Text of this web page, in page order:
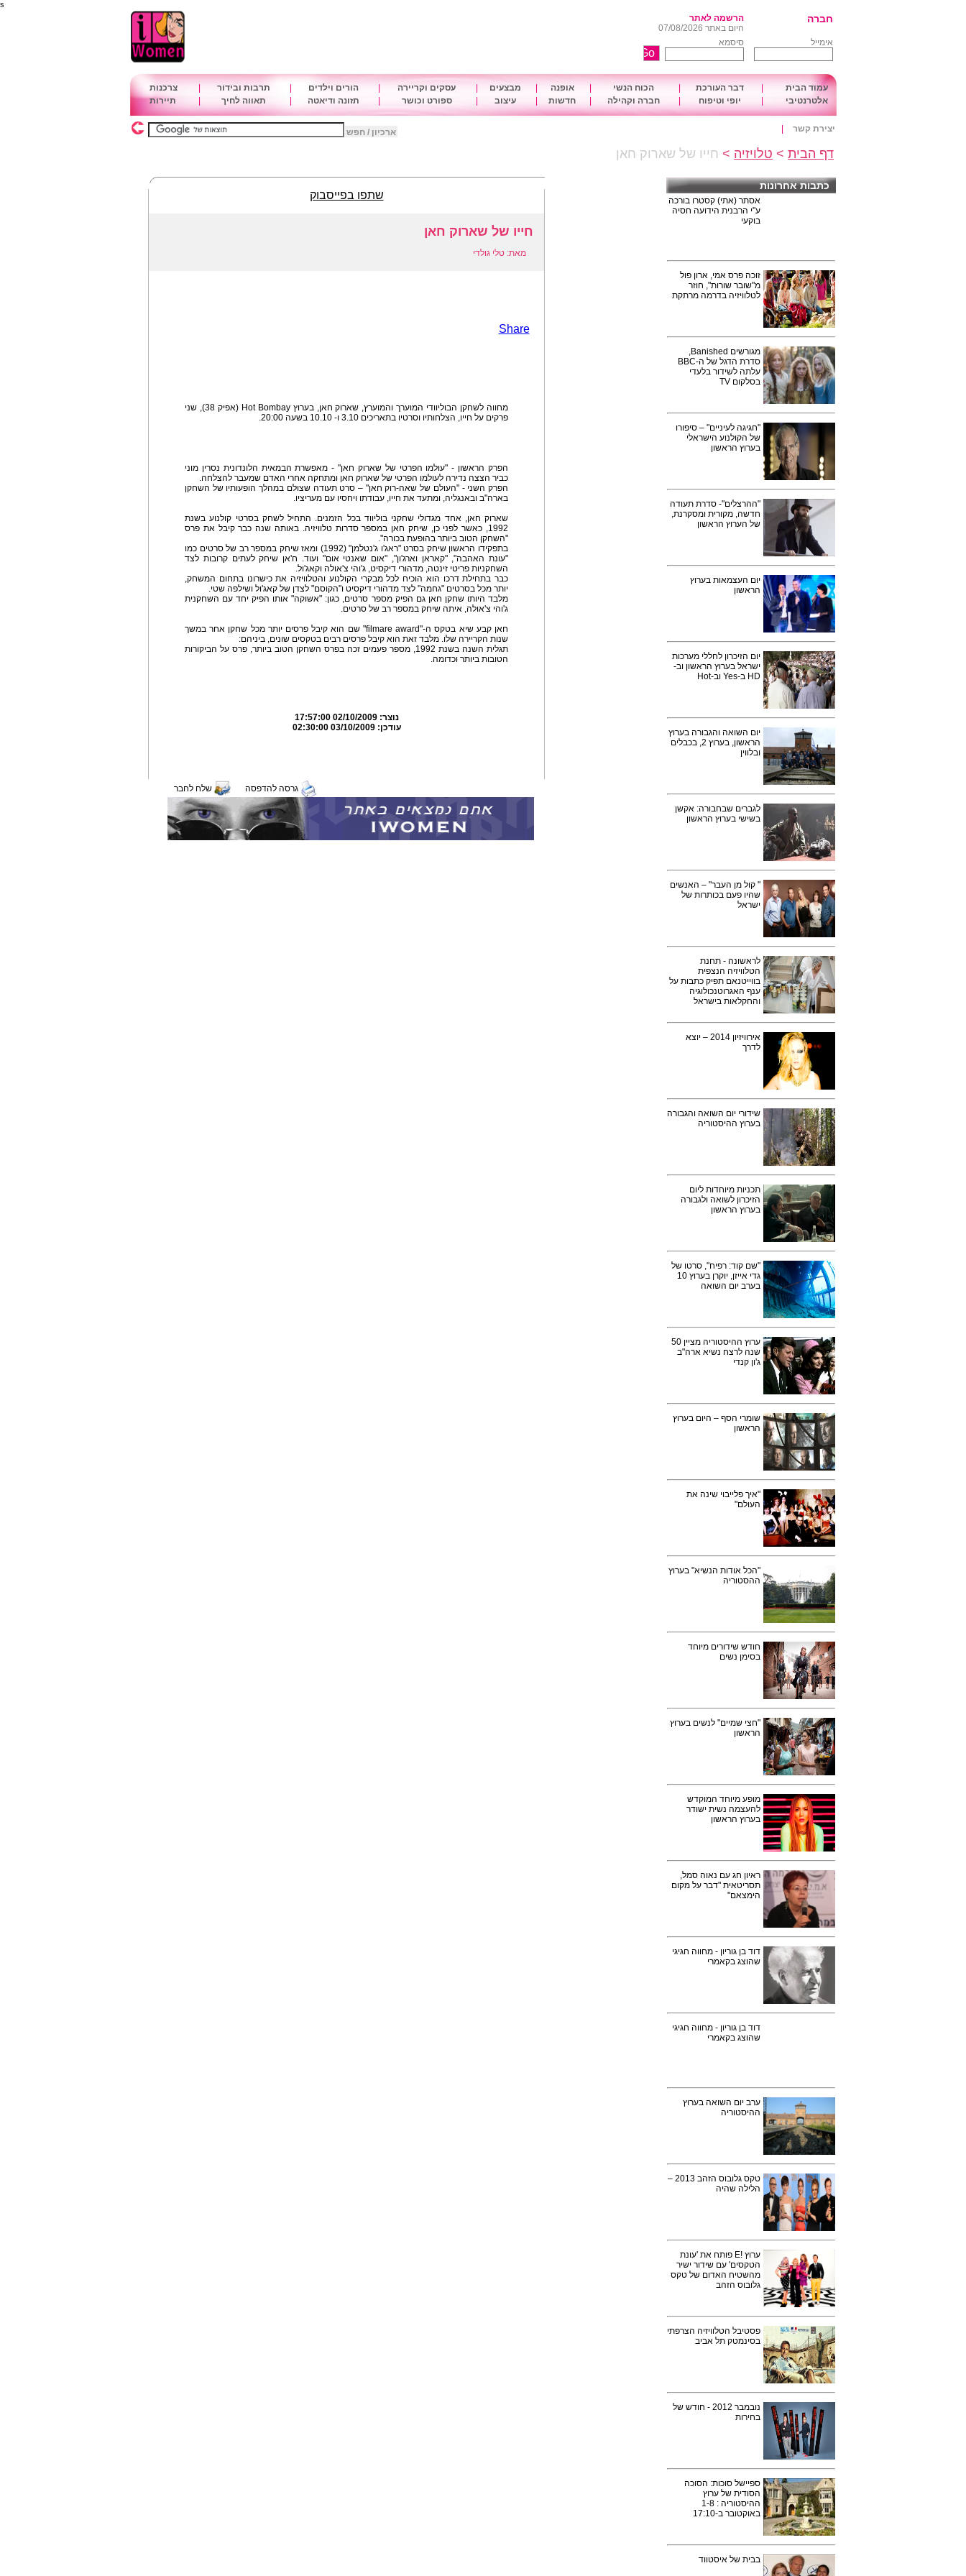
s
חברה
הרשמה לאתר
היום באתר 07/08/2026
אימייל
סיסמא
עמוד הבית דבר העורכת הכוח הנשי אופנה מבצעים עסקים וקריירה הורים וילדים תרבות ובידור
צרכנות
אלטרנטיבי
יופי וטיפוח חברה וקהילה חדשות עיצוב ספורט וכושר תזונה ודיאטה תאווה לחיך תיירות
יצירת קשר ארכיון / חפש
דף הבית > טלויזיה > חייו של שארוק חאן
כתבות אחרונות
אסתר (אתי) קסטרו בורכה
ע"י הרבנית הידועה חסיה
בוקעי
זוכה פרס אמי, ארון פול
מ"שובר שורות", חוזר
לטלוויזיה בדרמה מרתקת
מגורשים Banished,
סדרת הדגל של ה-BBC
עלתה לשידור בלעדי
בסלקום TV
"חגיגה לעיניים" – סיפורו
של הקולנוע הישראלי
בערוץ הראשון
"ההרצלים"- סדרת תעודה
חדשה, מקורית ומסקרנת,
של הערוץ הראשון
יום העצמאות בערוץ
הראשון
יום הזיכרון לחללי מערכות
ישראל בערוץ הראשון וב-
HD ב-Yes וב-Hot
יום השואה והגבורה בערוץ
הראשון, בערוץ 2, בכבלים
ובלווין
לגברים שבחבורה: אקשן
בשישי בערוץ הראשון
" קול מן העבר" – האנשים
שהיו פעם בכותרות של
ישראל
לראשונה - תחנת
הטלוויזיה הנצפית
בווייטנאם תפיק כתבות על
ענף האגרוטנכולוגיה
והחקלאות בישראל
אירוויזיון 2014 – יוצא
לדרך
שידורי יום השואה והגבורה
בערוץ ההיסטוריה
תכניות מיוחדות ליום
הזיכרון לשואה ולגבורה
בערוץ הראשון
"שם קוד: רפיח", סרטו של
גדי אייזן, יוקרן בערוץ 10
בערב יום השואה
ערוץ ההיסטוריה מציין 50
שנה לרצח נשיא ארה"ב
ג'ון קנדי
שומרי הסף – היום בערוץ
הראשון
"איך פלייבוי שינה את
העולם"
"הכל אודות הנשיא" בערוץ
ההסטוריה
חודש שידורים מיוחד
בסימן נשים
"חצי שמיים" לנשים בערוץ
הראשון
מופע מיוחד המוקדש
להעצמה נשית ישודר
בערוץ הראשון
ראיון חג עם נאוה סמל,
תסריטאית "דבר על מקום
הימצאם"
דוד בן גוריון - מחווה חגיגי
שהוצג בקאמרי
דוד בן גוריון - מחווה חגיגי
שהוצג בקאמרי
ערב יום השואה בערוץ
ההיסטוריה
טקס גלובוס הזהב 2013 –
הלילה שהיה
ערוץ !E פותח את 'עונת
הטקסים' עם שידור ישיר
מהשטיח האדום של טקס
גלובוס הזהב
פסטיבל הטלוויזיה הצרפתי
בסינמטק תל אביב
נובמבר 2012 - חודש של
בחירות
ספיישל סוכות: הסוכה
הסודית של ערוץ
ההיסטוריה : 1-8
באוקטובר ב-17:10
בבית של איסטווד
שתפו בפייסבוק
חייו של שארוק חאן
מאת: טלי גולדי
Share
מחווה לשחקן הבוליוודי המוערך והמוערץ, שארוק חאן, בערוץ Hot Bombay (אפיק 38), שני
פרקים על חייו, הצלחותיו וסרטיו בתאריכים 3.10 ו- 10.10 בשעה 20:00.
הפרק הראשון - "עולמו הפרטי של שארוק חאן" - מאפשרת הבמאית הלונדונית נסרין מוני
כביר הצצה נדירה לעולמו הפרטי של שארוק חאן ומתחקה אחרי האדם שמעבר להצלחה.
הפרק השני - "העולם של שאה-רוק חאן" – סרט תעודה שצולם במהלך הופעותיו של השחקן
בארה"ב ובאנגליה, ומתעד את חייו, עבודתו ויחסיו עם מעריציו.
שארוק חאן, אחד מגדולי שחקני בוליווד בכל הזמנים. התחיל לשחק בסרטי קולנוע בשנת
1992, כאשר לפני כן, שיחק חאן במספר סדרות טלוויזיה. באותה שנה כבר קיבל את פרס
"השחקן הטוב ביותר בהופעת בכורה".
בתפקידו הראשון שיחק בסרט "ראג'ו ג'נטלמן" (1992) ומאז שיחק במספר רב של סרטים כמו
"עונת האהבה", "קאראן וארג'ון", "אום שאנטי אום" ועוד. ח'אן שיחק לעתים קרובות לצד
השחקניות פריטי זינטה, מדהורי דיקסיט, ג'והי צ'אולה וקאג'ול.
כבר בתחילת דרכו הוא הוכיח לכל מבקרי הקולנוע והטלוויזיה את כישרונו בתחום המשחק,
יותר מכל בסרטים "גחמה" לצד מדהורי דיקסיט ו"הקוסם" לצדן של קאג'ול ושילפה שטי.
מלבד היותו שחקן חאן גם הפיק מספר סרטים, כגון: "אשוקה" אותו הפיק יחד עם השחקנית
ג'והי צ'אולה, איתה שיחק במספר רב של סרטים.
חאן קבע שיא בטקס ה-"filmare award" שם הוא קיבל פרסים יותר מכל שחקן אחר במשך
שנות הקריירה שלו. מלבד זאת הוא קיבל פרסים רבים בטקסים שונים, ביניהם:
תגלית השנה בשנת 1992, מספר פעמים זכה בפרס השחקן הטוב ביותר, פרס על הביקורות
הטובות ביותר וכדומה.
נוצר:02/10/2009 17:57:00
עודכן:03/10/2009 02:30:00
גרסה להדפסה שלח לחבר